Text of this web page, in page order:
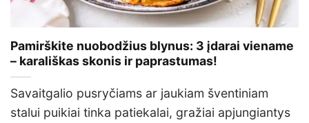
Pamirškite nuobodžius blynus: 3 įdarai viename
– karališkas skonis ir paprastumas!
Savaitgalio pusryčiams ar jaukiam šventiniam
stalui puikiai tinka patiekalai, gražiai apjungiantys